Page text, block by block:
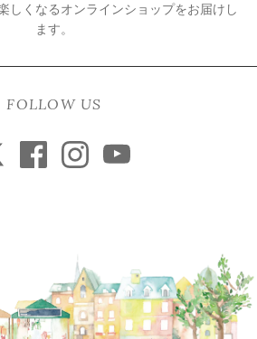
しくなるオンラインショップをお届けし
ます。
FOLLOW US